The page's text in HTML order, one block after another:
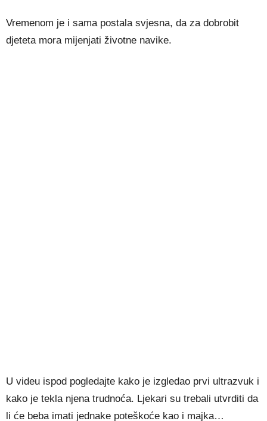
Vremenom je i sama postala svjesna, da za dobrobit
djeteta mora mijenjati životne navike.
U videu ispod pogledajte kako je izgledao prvi ultrazvuk i
kako je tekla njena trudnoća. Ljekari su trebali utvrditi da
li će beba imati jednake poteškoće kao i majka…